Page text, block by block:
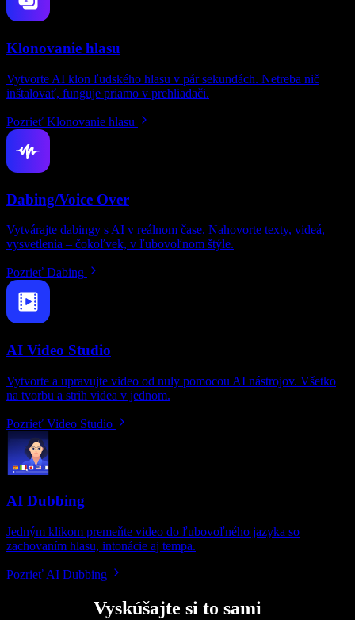
Klonovanie hlasu
Vytvorte AI klon ľudského hlasu v pár sekundách. Netreba nič
inštalovať, funguje priamo v prehliadači.
Pozrieť Klonovanie hlasu
Dabing/Voice Over
Vytvárajte dabingy s AI v reálnom čase. Nahovorte texty, videá,
vysvetlenia – čokoľvek, v ľubovoľnom štýle.
Pozrieť Dabing
AI Video Studio
Vytvorte a upravujte video od nuly pomocou AI nástrojov. Všetko
na tvorbu a strih videa v jednom.
Pozrieť Video Studio
AI Dubbing
Jedným klikom premeňte video do ľubovoľného jazyka so
zachovaním hlasu, intonácie aj tempa.
Pozrieť AI Dubbing
Vyskúšajte si to sami